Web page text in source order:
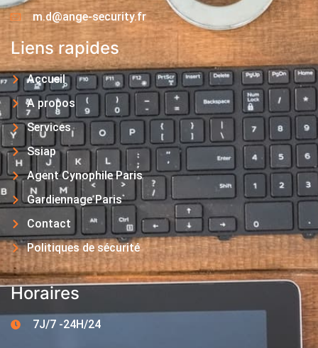
m.d@ange-security.fr
Liens rapides
Accueil
A propos
Services
Ssiap
Agent Cynophile Paris
Gardiennage Paris
Contact
Politiques de sécurité
Horaires
7J/7 -24H/24